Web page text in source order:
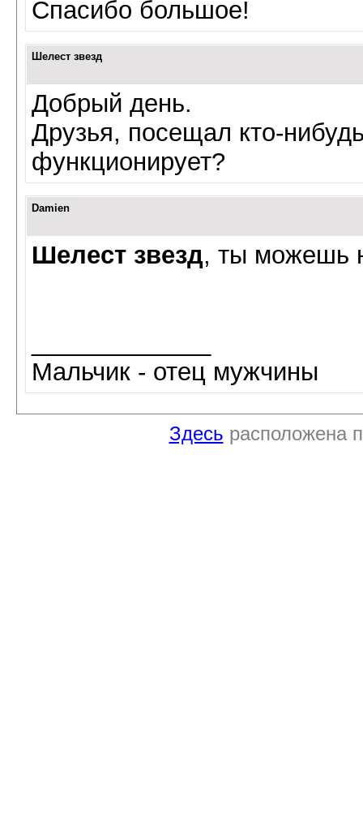
Спасибо большое!
Шелест звезд
Добрый день.
Друзья, посещал кто-
функционирует?
Damien
Шелест звезд, ты можешь
Мальчик - отец мужчины
Здесь расположена